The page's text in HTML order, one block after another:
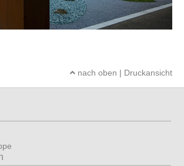
nach oben | Druckansicht